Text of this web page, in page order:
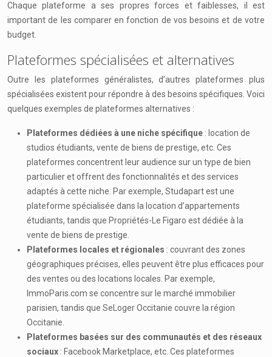
Chaque plateforme a ses propres forces et faiblesses, il est
important de les comparer en fonction de vos besoins et de votre
budget.
Plateformes spécialisées et alternatives
Outre les plateformes généralistes, d’autres plateformes plus
spécialisées existent pour répondre à des besoins spécifiques. Voici
quelques exemples de plateformes alternatives :
Plateformes dédiées à une niche spécifique : location de
studios étudiants, vente de biens de prestige, etc. Ces
plateformes concentrent leur audience sur un type de bien
particulier et offrent des fonctionnalités et des services
adaptés à cette niche. Par exemple, Studapart est une
plateforme spécialisée dans la location d’appartements
étudiants, tandis que Propriétés-Le Figaro est dédiée à la
vente de biens de prestige.
Plateformes locales et régionales : couvrant des zones
géographiques précises, elles peuvent être plus efficaces pour
des ventes ou des locations locales. Par exemple,
ImmoParis.com se concentre sur le marché immobilier
parisien, tandis que SeLoger Occitanie couvre la région
Occitanie.
Plateformes basées sur des communautés et des réseaux
sociaux : Facebook Marketplace, etc. Ces plateformes